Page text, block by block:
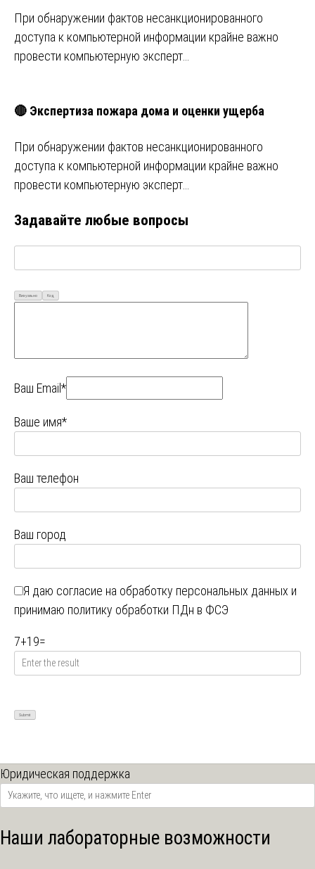
При обнаружении фактов несанкционированного
доступа к компьютерной информации крайне важно
провести компьютерную эксперт…
🔴 Экспертиза пожара дома и оценки ущерба
При обнаружении фактов несанкционированного
доступа к компьютерной информации крайне важно
провести компьютерную эксперт…
Задавайте любые вопросы
Визуально Код
Ваш Email*
Ваше имя*
Ваш телефон
Ваш город
Я даю согласие на обработку персональных данных и
принимаю политику обработки ПДн в ФСЭ
7+19=
Юридическая поддержка
Наши лабораторные возможности